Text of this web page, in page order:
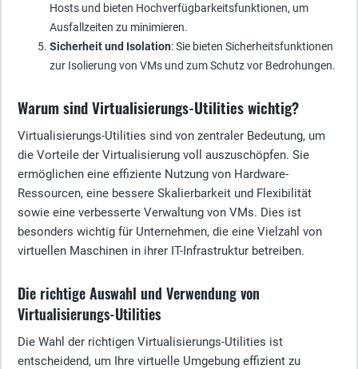
Hosts und bieten Hochverfügbarkeitsfunktionen, um
Ausfallzeiten zu minimieren.
Sicherheit und Isolation: Sie bieten Sicherheitsfunktionen
zur Isolierung von VMs und zum Schutz vor Bedrohungen.
Warum sind Virtualisierungs-Utilities wichtig?
Virtualisierungs-Utilities sind von zentraler Bedeutung, um
die Vorteile der Virtualisierung voll auszuschöpfen. Sie
ermöglichen eine effiziente Nutzung von Hardware-
Ressourcen, eine bessere Skalierbarkeit und Flexibilität
sowie eine verbesserte Verwaltung von VMs. Dies ist
besonders wichtig für Unternehmen, die eine Vielzahl von
virtuellen Maschinen in ihrer IT-Infrastruktur betreiben.
Die richtige Auswahl und Verwendung von
Virtualisierungs-Utilities
Die Wahl der richtigen Virtualisierungs-Utilities ist
entscheidend, um Ihre virtuelle Umgebung effizient zu